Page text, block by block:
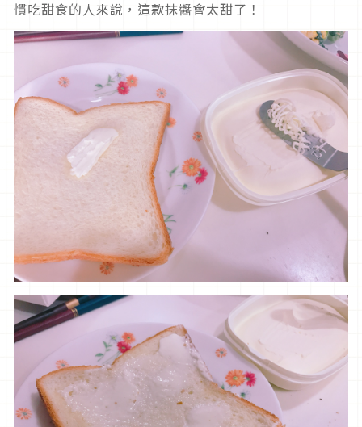
慣吃甜食的人來說，這款抹醬會太甜了！